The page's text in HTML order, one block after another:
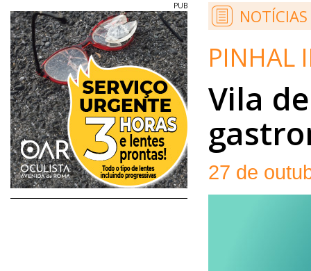
NOTÍCIAS
PINHAL
Vila
27 de
PUB